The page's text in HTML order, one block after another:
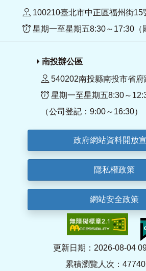
100210臺北市中正區福州街15
星期一至星期五8:30～17:30（
南投辦公區
540202南投縣南投市省府
星期一至星期五8:30～
（公司登記：9:00～16:30）
政府網站資料開放
隱私權政策
網站安全政策
更新日期：2026-08-04
累積瀏覽人次：